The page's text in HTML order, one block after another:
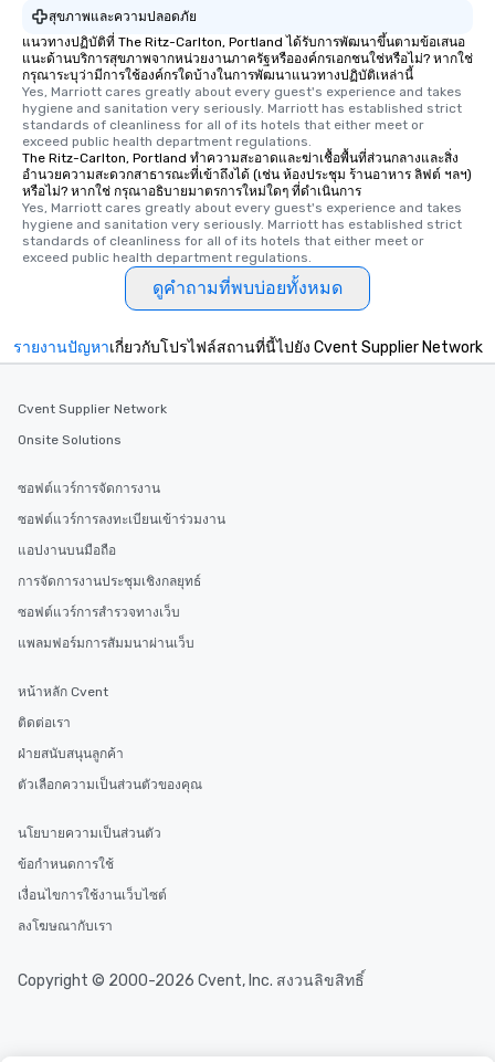
สุขภาพและความปลอดภัย
แนวทางปฏิบัติที่ The Ritz-Carlton, Portland ได้รับการพัฒนาขึ้นตามข้อเสนอ
แนะด้านบริการสุขภาพจากหน่วยงานภาครัฐหรือองค์กรเอกชนใช่หรือไม่? หากใช่
กรุณาระบุว่ามีการใช้องค์กรใดบ้างในการพัฒนาแนวทางปฏิบัติเหล่านี้
Yes, Marriott cares greatly about every guest's experience and takes
hygiene and sanitation very seriously. Marriott has established strict
standards of cleanliness for all of its hotels that either meet or
exceed public health department regulations.
The Ritz-Carlton, Portland ทำความสะอาดและฆ่าเชื้อพื้นที่ส่วนกลางและสิ่ง
อำนวยความสะดวกสาธารณะที่เข้าถึงได้ (เช่น ห้องประชุม ร้านอาหาร ลิฟต์ ฯลฯ)
หรือไม่? หากใช่ กรุณาอธิบายมาตรการใหม่ใดๆ ที่ดำเนินการ
Yes, Marriott cares greatly about every guest's experience and takes
hygiene and sanitation very seriously. Marriott has established strict
standards of cleanliness for all of its hotels that either meet or
exceed public health department regulations.
ดูคำถามที่พบบ่อยทั้งหมด
รายงานปัญหาเกี่ยวกับโปรไฟล์สถานที่นี้ไปยัง Cvent Supplier Network
Cvent Supplier Network
Onsite Solutions
ซอฟต์แวร์การจัดการงาน
ซอฟต์แวร์การลงทะเบียนเข้าร่วมงาน
แอปงานบนมือถือ
การจัดการงานประชุมเชิงกลยุทธ์
ซอฟต์แวร์การสำรวจทางเว็บ
แพลมฟอร์มการสัมมนาผ่านเว็บ
หน้าหลัก Cvent
ติดต่อเรา
ฝ่ายสนับสนุนลูกค้า
ตัวเลือกความเป็นส่วนตัวของคุณ
นโยบายความเป็นส่วนตัว
ข้อกำหนดการใช้
เงื่อนไขการใช้งานเว็บไซต์
ลงโฆษณากับเรา
Copyright © 2000-2026 Cvent, Inc. สงวนลิขสิทธิ์